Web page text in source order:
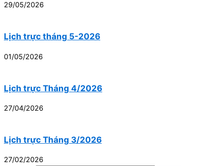
29/05/2026
Lịch trực tháng 5-2026
01/05/2026
Lịch trực Tháng 4/2026
27/04/2026
Lịch trực Tháng 3/2026
27/02/2026